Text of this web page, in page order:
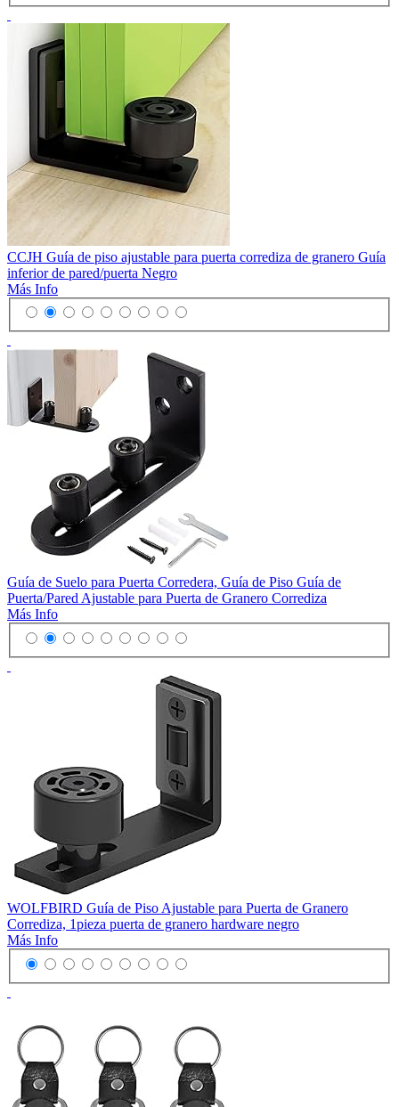
CCJH Guía de piso ajustable para puerta corrediza de granero Guía
inferior de pared/puerta Negro
Más Info
Guía de Suelo para Puerta Corredera, Guía de Piso Guía de
Puerta/Pared Ajustable para Puerta de Granero Corrediza
Más Info
WOLFBIRD Guía de Piso Ajustable para Puerta de Granero
Corrediza, 1pieza puerta de granero hardware negro
Más Info